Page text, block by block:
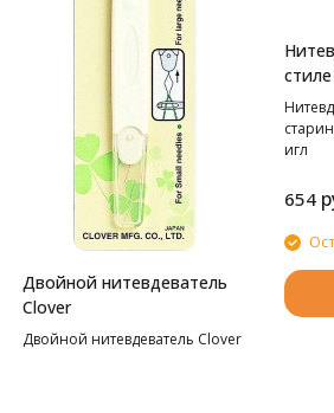
Двойной нитевдеватель
Clover
Двойной нитевдеватель Clover
для
игл
654